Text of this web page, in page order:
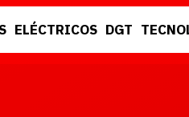
ELÉCTRICOS DGT